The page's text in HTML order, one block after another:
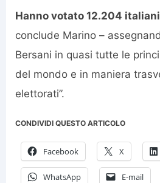
Hanno votato 12.204
conclude Marino –
Bersani in quasi tutte le
del mondo e in maniera
elettorati”.
CONDIVIDI QUESTO ARTICOLO
Facebook X
WhatsApp E-mail